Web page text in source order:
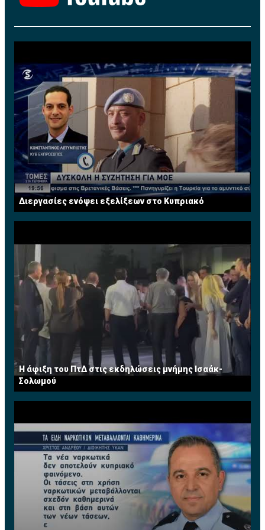
Διεργασίες ενόψει εξελίξεων στο Κυπριακό
Η άφιξη του ΠτΔ στις εκδηλώσεις μνήμης Ισαάκ-
Σολωμού